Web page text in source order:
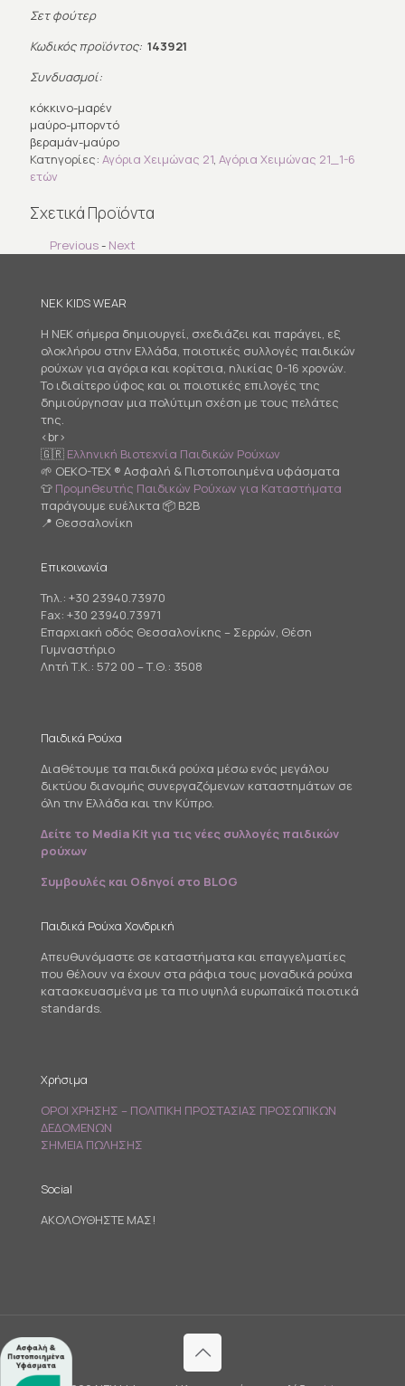
Σετ φούτερ
Κωδικός προϊόντος: 143921
Συνδυασμοί:
κόκκινο-μαρέν
μαύρο-μπορντό
βεραμάν-μαύρο
Κατηγορίες: Αγόρια Χειμώνας 21, Αγόρια Χειμώνας 21_1-6
ετών
Σχετικά Προϊόντα
Previous- Next
NEK KIDS WEAR
Η NEK σήμερα δημιουργεί, σχεδιάζει και παράγει, εξ
ολοκλήρου στην Ελλάδα, ποιοτικές συλλογές παιδικών
ρούχων για αγόρια και κορίτσια, ηλικίας 0-16 χρονών.
Το ιδιαίτερο ύφος και οι ποιοτικές επιλογές της
δημιούργησαν μια πολύτιμη σχέση με τους πελάτες
της.
<br>
🇬🇷 Ελληνική Βιοτεχνία Παιδικών Ρούχων
🌱 OEKO-TEX ® Ασφαλή & Πιστοποιημένα υφάσματα
👕 Προμηθευτής Παιδικών Ρούχων για Καταστήματα
παράγουμε ευέλικτα 📦 B2B
📍 Θεσσαλονίκη
Επικοινωνία
Τηλ.: +30 23940.73970
Fax: +30 23940.73971
Επαρχιακή οδός Θεσσαλονίκης – Σερρών, Θέση
Γυμναστήριο
Λητή Τ.Κ.: 572 00 – Τ.Θ.: 3508
Παιδικά Ρούχα
Διαθέτουμε τα παιδικά ρούχα μέσω ενός μεγάλου
δικτύου διανομής συνεργαζόμενων καταστημάτων σε
όλη την Ελλάδα και την Κύπρο.
Δείτε το Media Kit για τις νέες συλλογές παιδικών
ρούχων
Συμβουλές και Οδηγοί στο BLOG
Παιδικά Ρούχα Χονδρική
Απευθυνόμαστε σε καταστήματα και επαγγελματίες
που θέλουν να έχουν στα ράφια τους μοναδικά ρούχα
κατασκευασμένα με τα πιο υψηλά ευρωπαϊκά ποιοτικά
standards.
Χρήσιμα
ΟΡΟΙ ΧΡΗΣΗΣ – ΠΟΛΙΤΙΚΗ ΠΡΟΣΤΑΣΙΑΣ ΠΡΟΣΩΠΙΚΩΝ
ΔΕΔΟΜΕΝΩΝ
ΣΗΜΕΙΑ ΠΩΛΗΣΗΣ
Social
ΑΚΟΛΟΥΘΗΣΤΕ ΜΑΣ!